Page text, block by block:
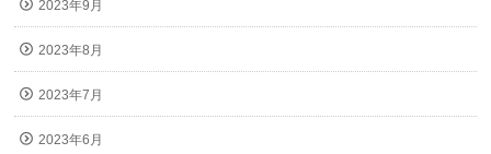
2023年9月
2023年8月
2023年7月
2023年6月